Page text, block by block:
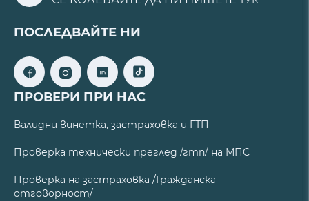
ПОСЛЕДВАЙТЕ НИ
ПРОВЕРИ ПРИ НАС
Валидни винетка, застраховка и ГТП
Проверка технически преглед /гтп/ на МПС
Проверка на застраховка /Гражданска
отговорност/